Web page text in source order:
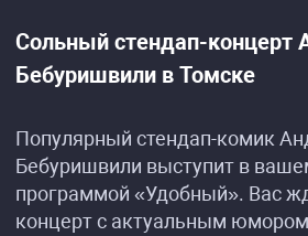
Сольный стендап-концерт
Бебуришвили в Томске
Популярный стендап-комик
Бебуришвили выступит в
программой «Удобный». Вас
концерт с актуальным